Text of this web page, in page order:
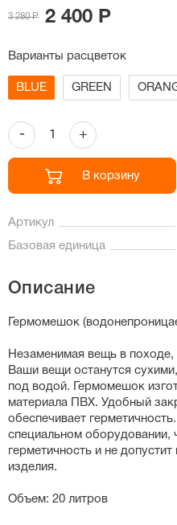
3 280 Р 2 400 Р
Варианты расцветок
BLUE GREEN
- +
В корзину
Артикул
Базовая единица
Описание
Гермомешок
Незаменимая вещь в
Ваши вещи останутся
под водой. Гермомешок
материала ПВХ. Удобный
обеспечивает
специальном оборудовании,
герметичность и не
изделия.
Объем: 20 литров